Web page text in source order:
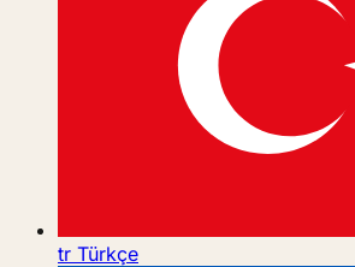
tr Türkçe